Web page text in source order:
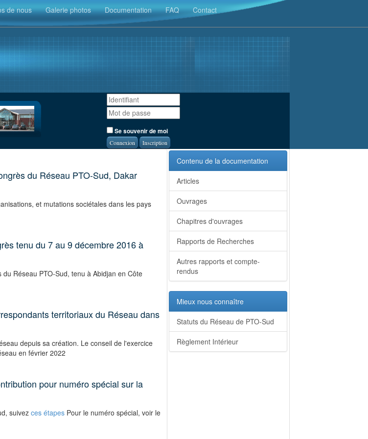
de nous Galerie photos Documentation FAQ Contact
Se souvenir de moi
Inscription
du Réseau PTO-Sud, Dakar
et mutations sociétales dans les pays
tenu du 7 au 9 décembre 2016 à
du Réseau PTO-Sud, tenu à Abidjan en Côte
territoriaux du Réseau dans
depuis sa création. Le conseil de l'exercice
en février 2022
pour numéro spécial sur la
suivez ces étapes Pour le numéro spécial, voir le
Contenu de la documentation
Articles
Ouvrages
Chapitres d'ouvrages
Rapports de Recherches
Autres rapports et compte-
rendus
Mieux nous connaître
Statuts du Réseau de PTO-Sud
Règlement Intérieur